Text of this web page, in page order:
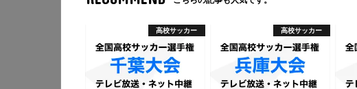
高校サッカー 高校サッカー